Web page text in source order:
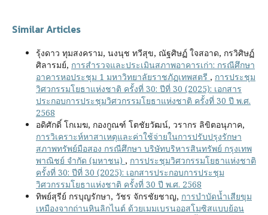
Similar Articles
รุ้งดาว ทุมสงคราม, นงนุช ทวีสุข, ณัฐศิษฏ์ ใจสอาด, กรวิศิษฏ์
ศิลารมย์, การสำรวจและประเมินสภาพอาคารเก่า: กรณีศึกษา
อาคารหอประชุม 1 มหาวิทยาลัยราชภัฏเทพสตรี , การประชุม
วิศวกรรมโยธาแห่งชาติ ครั้งที่ 30: ปีที่ 30 (2025): เอกสาร
ประกอบการประชุมวิศวกรรมโยธาแห่งชาติ ครั้งที่ 30 ปี พ.ศ.
2568
อดิศักดิ์ โกเมฆ, กองกูณฑ์ โตชัยวัฒน์, วรากร ลิขิตอนุภาค,
การวิเคราะห์หาสาเหตุและค่าใช้จ่ายในการปรับปรุงรักษา
สภาพทรัพย์มือสอง กรณีศึกษา บริษัทบริหารสินทรัพย์ กรุงเทพ
พาณิชย์ จำกัด (มหาชน) , การประชุมวิศวกรรมโยธาแห่งชาติ
ครั้งที่ 30: ปีที่ 30 (2025): เอกสารประกอบการประชุม
วิศวกรรมโยธาแห่งชาติ ครั้งที่ 30 ปี พ.ศ. 2568
ทิพย์สุรีย์ กรบุญรักษา, วัชร จักรชัยชาญ, การบำบัดน้ำเสียขุม
เหมืองจากถ่านหินลิกไนต์ ด้วยเมมเบรนออสโมซิสแบบย้อน